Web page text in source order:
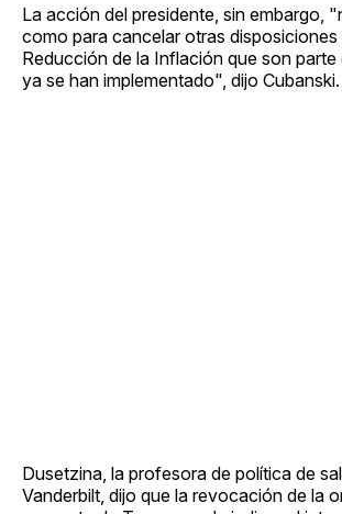
La acción del presidente, sin embargo,
como para cancelar otras disposiciones
Reducción de la Inflación que son parte
ya se han implementado", dijo Cubanski.
Dusetzina, la profesora de política de
Vanderbilt, dijo que la revocación de la